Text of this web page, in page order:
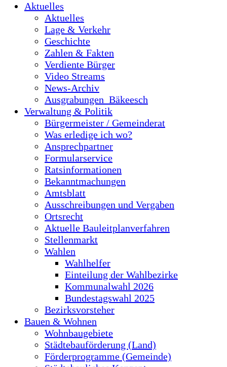
Aktuelles
Aktuelles
Lage & Verkehr
Geschichte
Zahlen & Fakten
Verdiente Bürger
Video Streams
News-Archiv
Ausgrabungen_Bäkeesch
Verwaltung & Politik
Bürgermeister / Gemeinderat
Was erledige ich wo?
Ansprechpartner
Formularservice
Ratsinformationen
Bekanntmachungen
Amtsblatt
Ausschreibungen und Vergaben
Ortsrecht
Aktuelle Bauleitplanverfahren
Stellenmarkt
Wahlen
Wahlhelfer
Einteilung der Wahlbezirke
Kommunalwahl 2026
Bundestagswahl 2025
Bezirksvorsteher
Bauen & Wohnen
Wohnbaugebiete
Städtebauförderung (Land)
Förderprogramme (Gemeinde)